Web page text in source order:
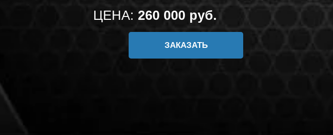
ЦЕНА: 260 000 руб.
ЗАКАЗАТЬ